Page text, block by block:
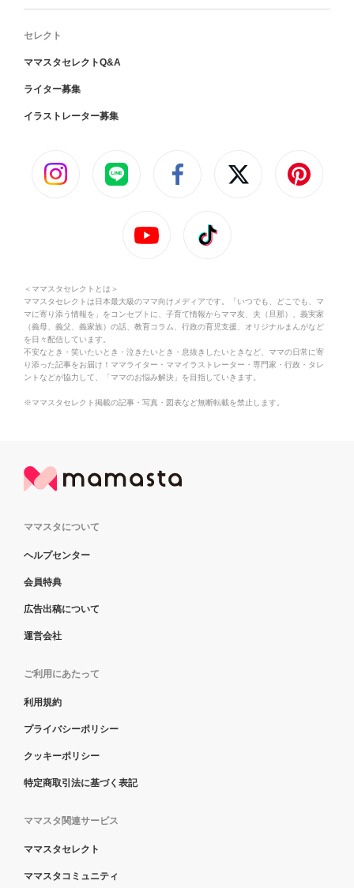
セレクト
ママスタセレクトQ&A
ライター募集
イラストレーター募集
＜ママスタセレクトとは＞
ママスタセレクトは日本最大級のママ向けメディアです。「いつでも、どこでも、マ
マに寄り添う情報を」をコンセプトに、子育て情報からママ友、夫（旦那）、義実家
（義母、義父、義家族）の話、教育コラム、行政の育児支援、オリジナルまんがなど
を日々配信しています。
不安なとき・笑いたいとき・泣きたいとき・息抜きしたいときなど、ママの日常に寄
り添った記事をお届け！ママライター・ママイラストレーター・専門家・行政・タレ
ントなどが協力して、「ママのお悩み解決」を目指していきます。
※ママスタセレクト掲載の記事・写真・図表など無断転載を禁止します。
ママスタについて
ヘルプセンター
会員特典
広告出稿について
運営会社
ご利用にあたって
利用規約
プライバシーポリシー
クッキーポリシー
特定商取引法に基づく表記
ママスタ関連サービス
ママスタセレクト
ママスタコミュニティ